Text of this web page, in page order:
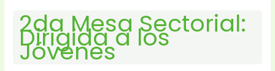
2da Mesa Sectorial:
Dirigida a los
Jóvenes